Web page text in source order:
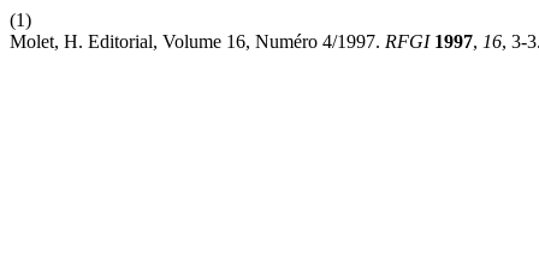
(1)
Molet, H. Editorial, Volume 16, Numéro 4/1997. RFGI 1997, 16, 3-